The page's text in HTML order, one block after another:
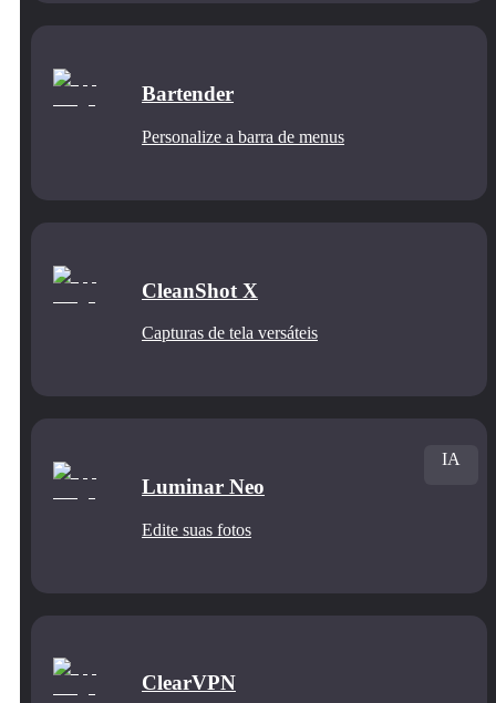
Bartender
Personalize a barra de menus
CleanShot X
Capturas de tela versáteis
Luminar Neo
Edite suas fotos
IA
ClearVPN